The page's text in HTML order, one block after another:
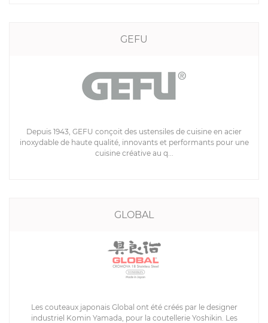
GEFU
Depuis 1943, GEFU conçoit des ustensiles de cuisine en acier
inoxydable de haute qualité, innovants et performants pour une
cuisine créative au q...
GLOBAL
Les couteaux japonais Global ont été créés par le designer
industriel Komin Yamada, pour la coutellerie Yoshikin. Les